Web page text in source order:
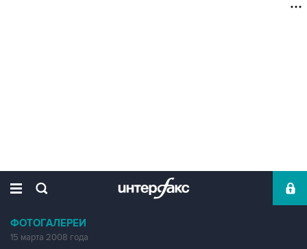
ФОТОГАЛЕРЕИ
15 марта 2008 года